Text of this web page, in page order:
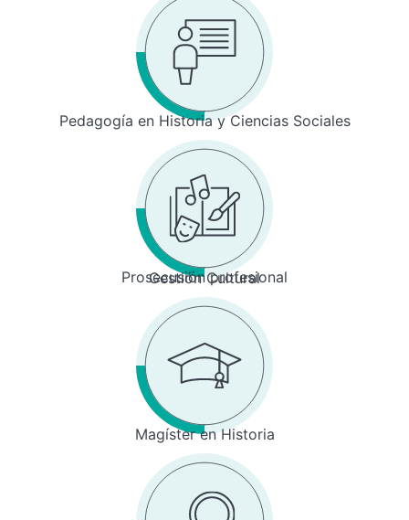
Pedagogía en Historia y Ciencias Sociales
Prosecusión profesional
Gestión Cultural
Magíster en Historia